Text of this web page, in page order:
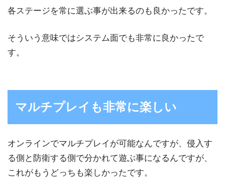
各ステージを常に選ぶ事が出来るのも良かったです。
そういう意味ではシステム面でも非常に良かったで
す。
マルチプレイも非常に楽しい
オンラインでマルチプレイが可能なんですが、侵入す
る側と防衛する側で分かれて遊ぶ事になるんですが、
これがもうどっちも楽しかったです。